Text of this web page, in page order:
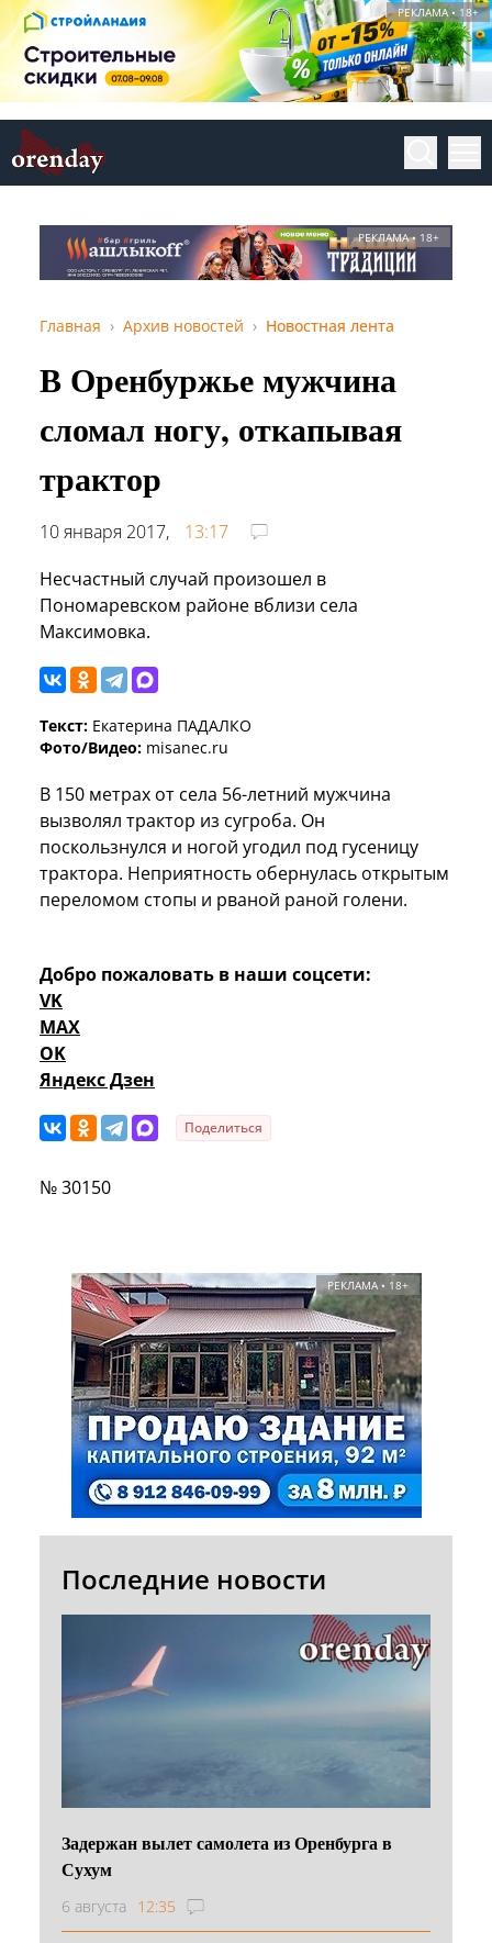
РЕКЛАМА • 18+
РЕКЛАМА • 18+
Главная Архив новостей Новостная лента
В Оренбуржье мужчина
сломал ногу, откапывая
трактор
10 января 2017,
13:17
Несчастный случай произошел в
Пономаревском районе вблизи села
Максимовка.
Текст: Екатерина ПАДАЛКО
Фото/Видео: misanec.ru
В 150 метрах от села 56-летний мужчина
вызволял трактор из сугроба. Он
поскользнулся и ногой угодил под гусеницу
трактора. Неприятность обернулась открытым
переломом стопы и рваной раной голени.
Добро пожаловать в наши соцсети:
VK
MAX
OK
Яндекс Дзен
Поделиться
№ 30150
РЕКЛАМА • 18+
Последние новости
Задержан вылет самолета из Оренбурга в
Сухум
6 августа 12:35